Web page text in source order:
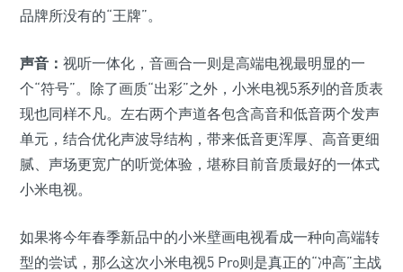
品牌所没有的“王牌”。
声音： 视听一体化，音画合一则是高端电视最明显的一
个“符号”。除了画质“出彩”之外，小米电视5系列的音质表
现也同样不凡。左右两个声道各包含高音和低音两个发声
单元，结合优化声波导结构，带来低音更浑厚、高音更细
腻、声场更宽广的听觉体验，堪称目前音质最好的一体式
小米电视。
如果将今年春季新品中的小米壁画电视看成一种向高端转
型的尝试，那么这次小米电视5 Pro则是真正的“冲高”主战